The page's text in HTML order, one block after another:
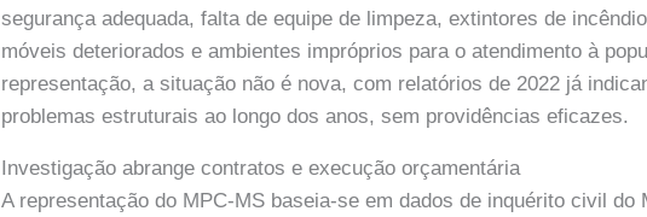
segurança adequada, falta de equipe de limpeza, extintores de
móveis deteriorados e ambientes impróprios para o atendimento à
representação, a situação não é nova, com relatórios de 2022 já
problemas estruturais ao longo dos anos, sem providências eficazes.
Investigação abrange contratos e execução orçamentária
A representação do MPC-MS baseia-se em dados de inquérito civil do